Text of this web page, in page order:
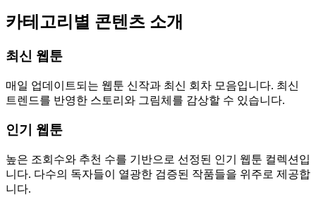
카테고리별 콘텐츠 소개
최신 웹툰
매일 업데이트되는 웹툰 신작과 최신 회차 모음입니다. 최신
트렌드를 반영한 스토리와 그림체를 감상할 수 있습니다.
인기 웹툰
높은 조회수와 추천 수를 기반으로 선정된 인기 웹툰 컬렉션입
니다. 다수의 독자들이 열광한 검증된 작품들을 위주로 제공합
니다.